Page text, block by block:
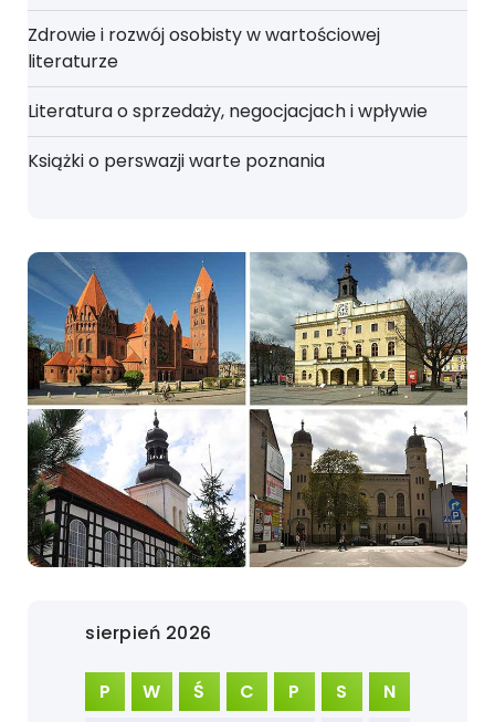
Zdrowie i rozwój osobisty w wartościowej
literaturze
Literatura o sprzedaży, negocjacjach i wpływie
Książki o perswazji warte poznania
sierpień 2026
P W Ś C P S N